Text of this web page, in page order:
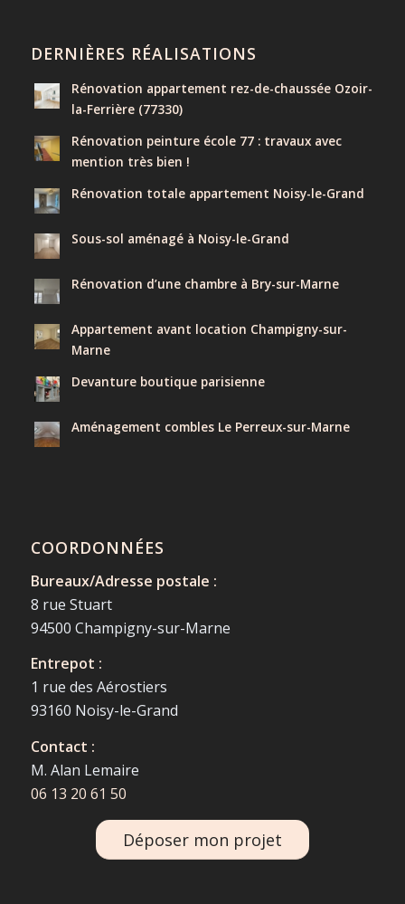
DERNIÈRES RÉALISATIONS
Rénovation appartement rez-de-chaussée Ozoir-
la-Ferrière (77330)
Rénovation peinture école 77 : travaux avec
mention très bien !
Rénovation totale appartement Noisy-le-Grand
Sous-sol aménagé à Noisy-le-Grand
Rénovation d’une chambre à Bry-sur-Marne
Appartement avant location Champigny-sur-
Marne
Devanture boutique parisienne
Aménagement combles Le Perreux-sur-Marne
COORDONNÉES
Bureaux/Adresse postale :
8 rue Stuart
94500 Champigny-sur-Marne
Entrepot :
1 rue des Aérostiers
93160 Noisy-le-Grand
Contact :
M. Alan Lemaire
06 13 20 61 50
Déposer mon projet